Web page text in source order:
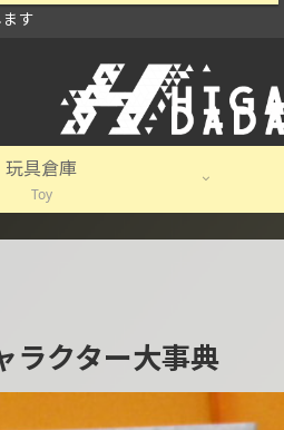
ーマが良い感じ。ビギナーもショッ
玩具倉庫
Toy
ラクター大事典